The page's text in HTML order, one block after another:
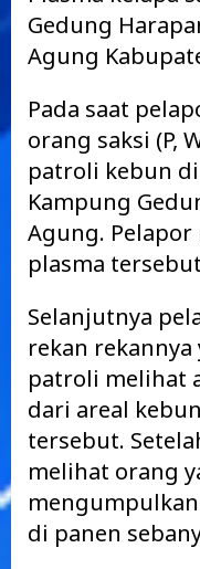
Gedung
Agung
Pada saat
orang saksi (P,
patroli kebun
Kampung
Agung.
plasma
Selanjutnya
rekan
patroli melihat
dari areal
tersebut.
melihat orang
di panen